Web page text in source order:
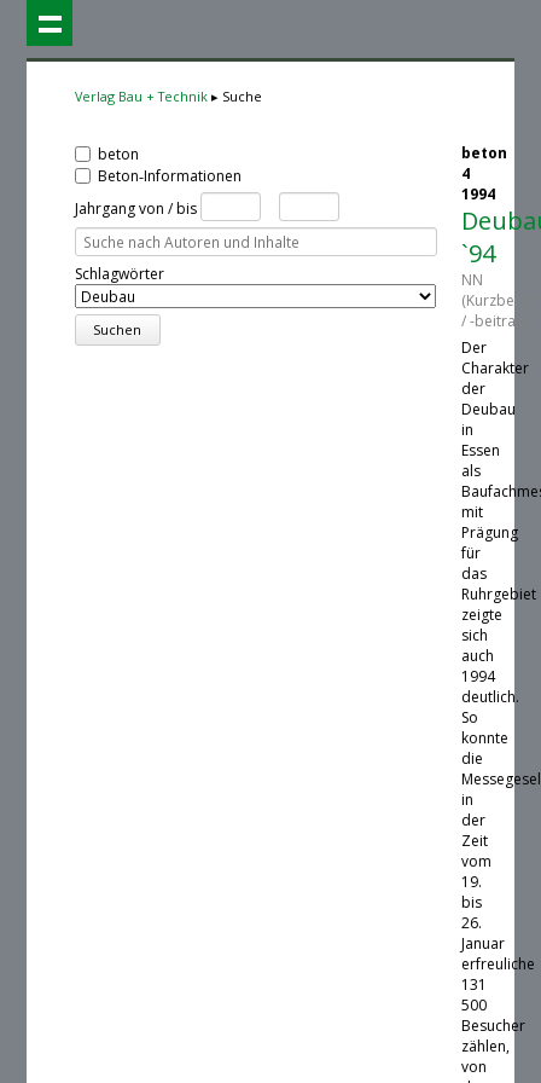
Verlag Bau + Technik Suche
beton
Beton‑Informationen
Jahrgang von / bis
Schlagwörter
beton
4
1994
`94
NN
/ -beitrag)
Der
Charakter
der
Deubau
in
Essen
als
mit
Prägung
für
das
Ruhrgebiet
zeigte
sich
auch
1994
deutlich.
So
konnte
die
in
der
Zeit
vom
19.
bis
26.
Januar
erfreuliche
131
500
Besucher
zählen,
von